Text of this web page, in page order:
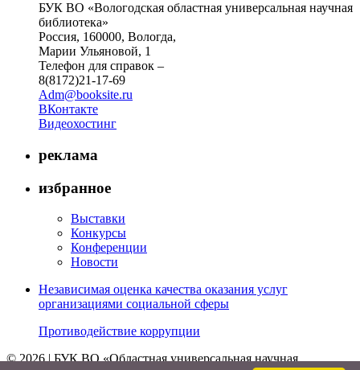
БУК ВО «Вологодская областная универсальная научная
библиотека»
Россия, 160000, Вологда,
Марии Ульяновой, 1
Телефон для справок –
8(8172)21-17-69
Adm@booksite.ru
ВКонтакте
Видеохостинг
реклама
избранное
Выставки
Конкурсы
Конференции
Новости
Независимая оценка качества оказания услуг
организациями социальной сферы
Противодействие коррупции
© 2026 | БУК ВО «Областная универсальная научная